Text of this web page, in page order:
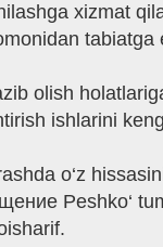
xizmat
olish
ishlarini
o‘z
Peshko‘